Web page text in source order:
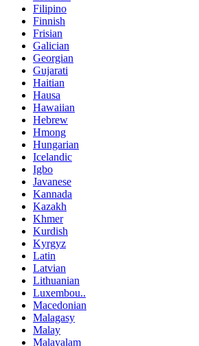
Filipino
Finnish
Frisian
Galician
Georgian
Gujarati
Haitian
Hausa
Hawaiian
Hebrew
Hmong
Hungarian
Icelandic
Igbo
Javanese
Kannada
Kazakh
Khmer
Kurdish
Kyrgyz
Latin
Latvian
Lithuanian
Luxembou..
Macedonian
Malagasy
Malay
Malayalam